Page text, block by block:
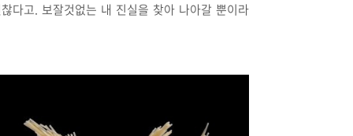
다고. 보잘것없는 내 진실을 찾아 나아갈 뿐이라